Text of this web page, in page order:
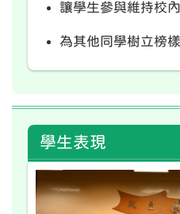
讓學生參與維持校
為其他同學樹立榜樣
學生表現